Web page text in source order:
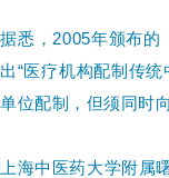
据悉，2005年颁布的
出“医疗机构配制传
单位配制，但须同时
上海中医药大学附